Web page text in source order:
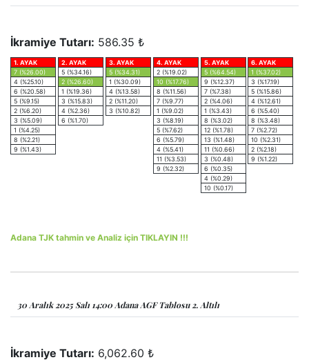
İkramiye Tutarı: 586.35 ₺
1. AYAK
7 (%26.00)
4 (%25.10)
6 (%20.58)
5 (%9.15)
2 (%6.20)
3 (%5.09)
1 (%4.25)
8 (%2.21)
9 (%1.43)
2. AYAK
5 (%34.16)
2 (%26.60)
1 (%19.36)
3 (%15.83)
4 (%2.36)
6 (%1.70)
3. AYAK
5 (%34.31)
1 (%30.09)
4 (%13.58)
2 (%11.20)
3 (%10.82)
4. AYAK
2 (%19.02)
10 (%17.76)
8 (%11.56)
7 (%9.77)
1 (%9.02)
3 (%8.19)
5 (%7.62)
6 (%5.79)
4 (%5.41)
11 (%3.53)
9 (%2.32)
5. AYAK
5 (%64.54)
9 (%12.37)
7 (%7.38)
2 (%4.06)
1 (%3.43)
8 (%3.02)
12 (%1.78)
13 (%1.48)
11 (%0.66)
3 (%0.48)
6 (%0.35)
4 (%0.29)
10 (%0.17)
6. AYAK
1 (%37.02)
3 (%17.19)
5 (%15.86)
4 (%12.61)
6 (%5.40)
8 (%3.48)
7 (%2.72)
10 (%2.31)
2 (%2.18)
9 (%1.22)
Adana TJK tahmin ve Analiz için TIKLAYIN !!!
30 Aralık 2025 Salı 14:00 Adana AGF Tablosu 2. Altılı
İkramiye Tutarı: 6,062.60 ₺